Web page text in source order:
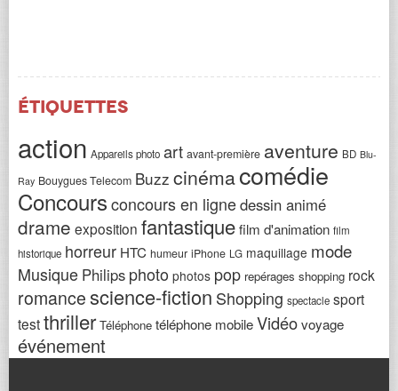
Étiquettes
action Appareils photo art avant-première aventure BD Blu-
Ray Bouygues Telecom Buzz cinémacomédie
Concoursconcours en lignedessin animé
drame exposition fantastiquefilm d'animation film
historique horreur HTC humeur iPhone LG maquillage mode
Musique Philips photo photos pop repérages shopping rock
romancescience-fiction Shopping spectacle sport
testthriller Téléphone téléphone mobileVidéovoyage
événement